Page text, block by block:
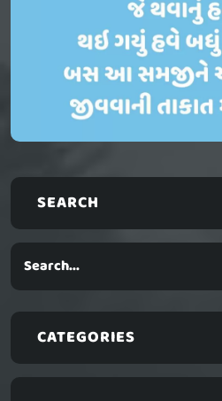
SEARCH
CATEGORIES